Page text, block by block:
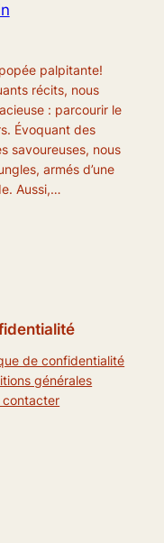
palpitante!
récits, nous
: parcourir le
Évoquant des
savoureuses, nous
armés d’une
Aussi,…
de confidentialité
générales
contacter